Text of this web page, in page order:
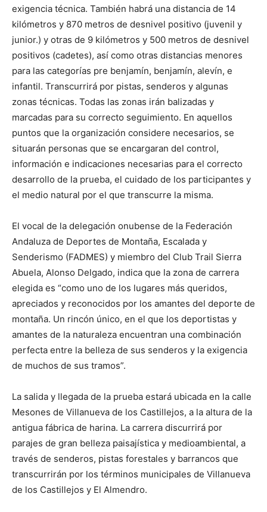
exigencia técnica. También habrá una distancia de 14
kilómetros y 870 metros de desnivel positivo (juvenil y
junior.) y otras de 9 kilómetros y 500 metros de desnivel
positivos (cadetes), así como otras distancias menores
para las categorías pre benjamín, benjamín, alevín, e
infantil. Transcurrirá por pistas, senderos y algunas
zonas técnicas. Todas las zonas irán balizadas y
marcadas para su correcto seguimiento. En aquellos
puntos que la organización considere necesarios, se
situarán personas que se encargaran del control,
información e indicaciones necesarias para el correcto
desarrollo de la prueba, el cuidado de los participantes y
el medio natural por el que transcurre la misma.
El vocal de la delegación onubense de la Federación
Andaluza de Deportes de Montaña, Escalada y
Senderismo (FADMES) y miembro del Club Trail Sierra
Abuela, Alonso Delgado, indica que la zona de carrera
elegida es “como uno de los lugares más queridos,
apreciados y reconocidos por los amantes del deporte de
montaña. Un rincón único, en el que los deportistas y
amantes de la naturaleza encuentran una combinación
perfecta entre la belleza de sus senderos y la exigencia
de muchos de sus tramos”.
La salida y llegada de la prueba estará ubicada en la calle
Mesones de Villanueva de los Castillejos, a la altura de la
antigua fábrica de harina. La carrera discurrirá por
parajes de gran belleza paisajística y medioambiental, a
través de senderos, pistas forestales y barrancos que
transcurrirán por los términos municipales de Villanueva
de los Castillejos y El Almendro.